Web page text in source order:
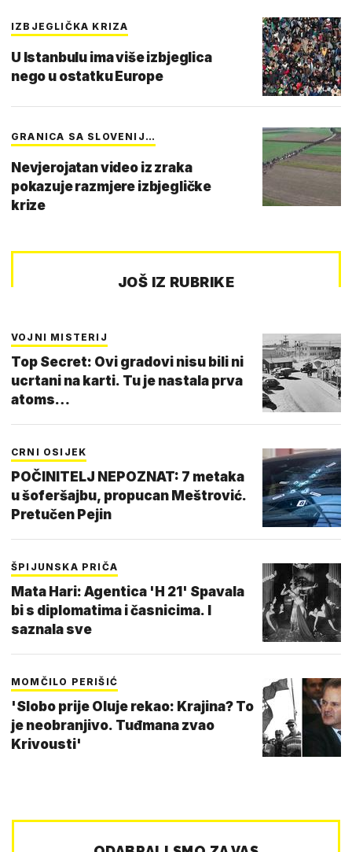
IZBJEGLIČKA KRIZA
U Istanbulu ima više izbjeglica
nego u ostatku Europe
GRANICA SA SLOVENIJ…
Nevjerojatan video iz zraka
pokazuje razmjere izbjegličke
krize
JOŠ IZ RUBRIKE
VOJNI MISTERIJ
Top Secret: Ovi gradovi nisu bili ni
ucrtani na karti. Tu je nastala prva
atoms…
CRNI OSIJEK
POČINITELJ NEPOZNAT: 7 metaka
u šoferšajbu, propucan Meštrović.
Pretučen Pejin
ŠPIJUNSKA PRIČA
Mata Hari: Agentica 'H 21' Spavala
bi s diplomatima i časnicima. I
saznala sve
MOMČILO PERIŠIĆ
'Slobo prije Oluje rekao: Krajina? To
je neobranjivo. Tuđmana zvao
Krivousti'